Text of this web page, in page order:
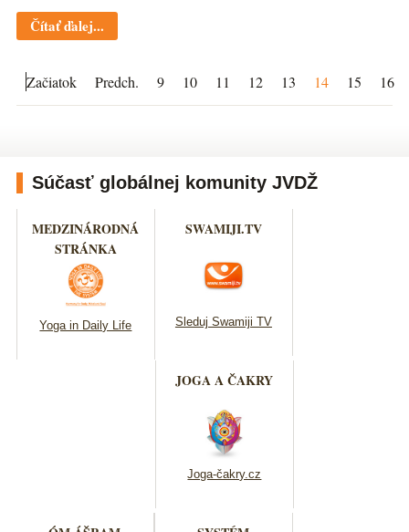
Čítať ďalej...
Začiatok Predch. 9 10 11 12 13 14 15 16
Súčasť globálnej komunity JVDŽ
MEDZINÁRODNÁ
STRÁNKA
Yoga in Daily Life
SWAMIJI.TV
Sleduj Swamiji TV
JOGA A ČAKRY
Joga-čakry.cz